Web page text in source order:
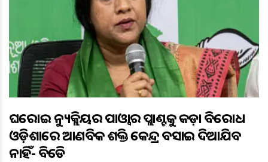
ଘରୋଇ ନ୍ୟୁକ୍ଲିୟର ପାଓ୍ବାର ପ୍ଲାଣ୍ଟକୁ କଡ଼ା ବିରୋଧ
ଓଡ଼ିଶାରେ ଆଣବିକ ଶକ୍ତି କେନ୍ଦ୍ର ବସାଇ ଦିଆଯିବ
ନାହିଁ- ବିଜେଡି